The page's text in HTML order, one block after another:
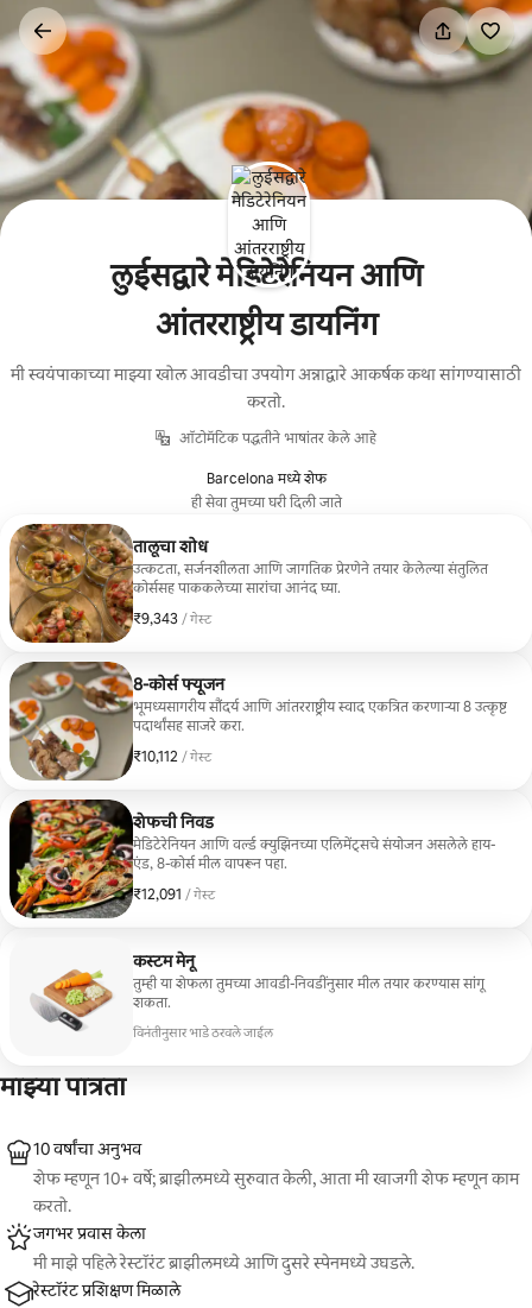
कंटेंटवर
जा
लुईसद्वारे मेडिटेरेनियन आणि
आंतरराष्ट्रीय डायनिंग
मी स्वयंपाकाच्या माझ्या खोल आवडीचा उपयोग अन्नाद्वारे आकर्षक कथा सांगण्यासाठी
करतो.
ऑटोमॅटिक पद्धतीने भाषांतर केले आहे
Barcelona मध्ये शेफ
ही सेवा तुमच्या घरी दिली जाते
तालूचा शोध
उत्कटता, सर्जनशीलता आणि जागतिक प्रेरणेने तयार केलेल्या संतुलित
कोर्ससह पाककलेच्या सारांचा आनंद घ्या.
₹9,343 / गेस्ट
₹9,343 प्रति गेस्ट
8-कोर्स फ्यूजन
भूमध्यसागरीय सौंदर्य आणि आंतरराष्ट्रीय स्वाद एकत्रित करणाऱ्या 8 उत्कृष्ट
पदार्थांसह साजरे करा.
₹10,112 / गेस्ट
₹10,112 प्रति गेस्ट
शेफची निवड
मेडिटेरेनियन आणि वर्ल्ड क्युझिनच्या एलिमेंट्सचे संयोजन असलेले हाय-
एंड, 8-कोर्स मील वापरून पहा.
₹12,091 / गेस्ट
₹12,091 प्रति गेस्ट
कस्टम मेनू
तुम्ही या शेफला तुमच्या आवडी-निवडींनुसार मील तयार करण्यास सांगू
शकता.
विनंतीनुसार भाडे ठरवले जाईल
माझ्या पात्रता
10 वर्षांचा अनुभव
शेफ म्हणून 10+ वर्षे; ब्राझीलमध्ये सुरुवात केली, आता मी खाजगी शेफ म्हणून काम
करतो.
जगभर प्रवास केला
मी माझे पहिले रेस्टॉरंट ब्राझीलमध्ये आणि दुसरे स्पेनमध्ये उघडले.
रेस्टॉरंट प्रशिक्षण मिळाले